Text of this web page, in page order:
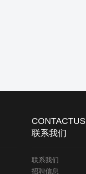
CONTACTUS
联系我们
联系我们
招聘信息